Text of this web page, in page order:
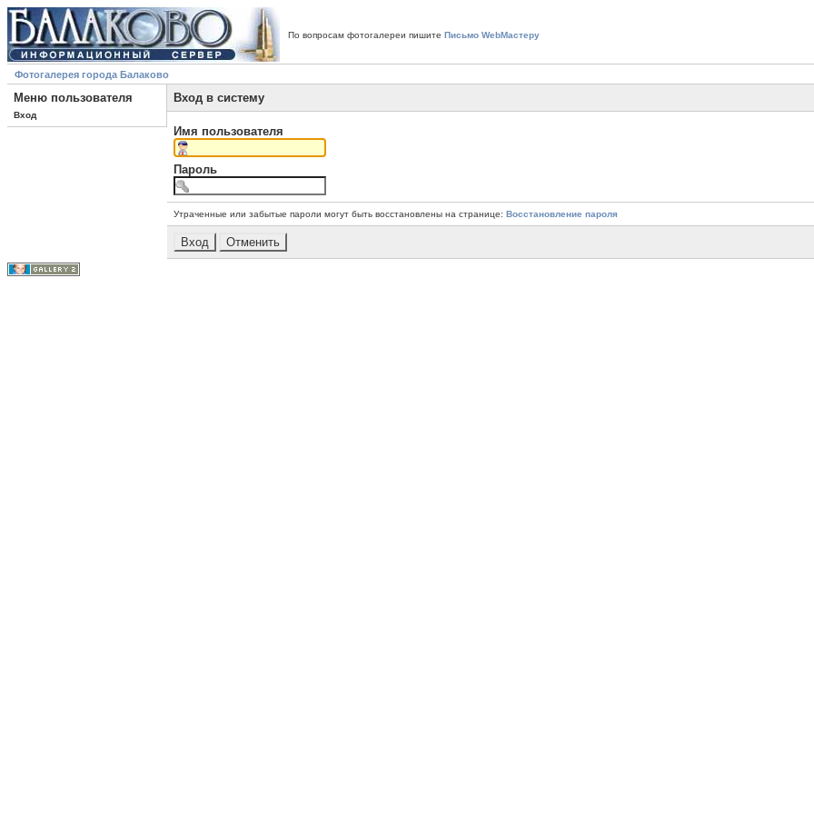
По вопросам фотогалереи пишите Письмо WebМастеру
Фотогалерея города Балаково
Меню пользователя
Вход
Вход в систему
Имя пользователя
Пароль
Утраченные или забытые пароли могут быть восстановлены на странице: Восстановление пароля